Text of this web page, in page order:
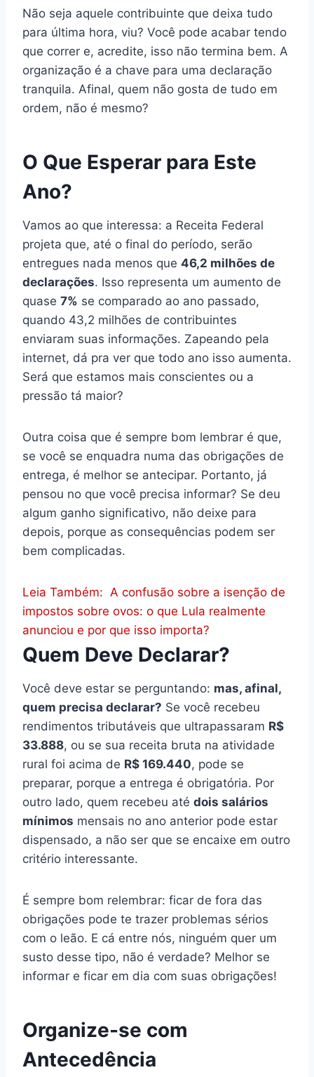
Não seja aquele contribuinte que deixa tudo
para última hora, viu? Você pode acabar tendo
que correr e, acredite, isso não termina bem. A
organização é a chave para uma declaração
tranquila. Afinal, quem não gosta de tudo em
ordem, não é mesmo?
O Que Esperar para Este
Ano?
Vamos ao que interessa: a Receita Federal
projeta que, até o final do período, serão
entregues nada menos que 46,2 milhões de
declarações. Isso representa um aumento de
quase 7% se comparado ao ano passado,
quando 43,2 milhões de contribuintes
enviaram suas informações. Zapeando pela
internet, dá pra ver que todo ano isso aumenta.
Será que estamos mais conscientes ou a
pressão tá maior?
Outra coisa que é sempre bom lembrar é que,
se você se enquadra numa das obrigações de
entrega, é melhor se antecipar. Portanto, já
pensou no que você precisa informar? Se deu
algum ganho significativo, não deixe para
depois, porque as consequências podem ser
bem complicadas.
Leia Também: A confusão sobre a isenção de
impostos sobre ovos: o que Lula realmente
anunciou e por que isso importa?
Quem Deve Declarar?
Você deve estar se perguntando: mas, afinal,
quem precisa declarar? Se você recebeu
rendimentos tributáveis que ultrapassaram R$
33.888, ou se sua receita bruta na atividade
rural foi acima de R$ 169.440, pode se
preparar, porque a entrega é obrigatória. Por
outro lado, quem recebeu até dois salários
mínimos mensais no ano anterior pode estar
dispensado, a não ser que se encaixe em outro
critério interessante.
É sempre bom relembrar: ficar de fora das
obrigações pode te trazer problemas sérios
com o leão. E cá entre nós, ninguém quer um
susto desse tipo, não é verdade? Melhor se
informar e ficar em dia com suas obrigações!
Organize-se com
Antecedência